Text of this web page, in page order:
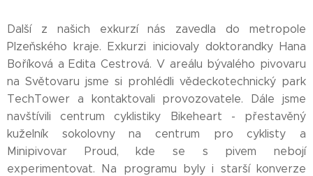
Další z našich exkurzí nás zavedla do metropole
Plzeňského kraje. Exkurzi iniciovaly doktorandky Hana
Boříková a Edita Cestrová. V areálu bývalého pivovaru
na Světovaru jsme si prohlédli vědeckotechnický park
TechTower a kontaktovali provozovatele. Dále jsme
navštívili centrum cyklistiky Bikeheart - přestavěný
kuželník sokolovny na centrum pro cyklisty a
Minipivovar Proud, kde se s pivem nebojí
experimentovat. Na programu byly i starší konverze